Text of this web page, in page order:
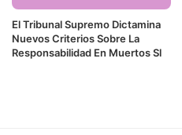
El Tribunal Supremo Dictamina
Nuevos Criterios Sobre La
Responsabilidad En Muertos Sl